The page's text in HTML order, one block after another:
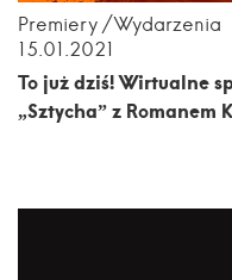
Premiery
Wydarzenia
15.01.2021
To już dziś! Wirtualne
„Sztycha” z Romanem